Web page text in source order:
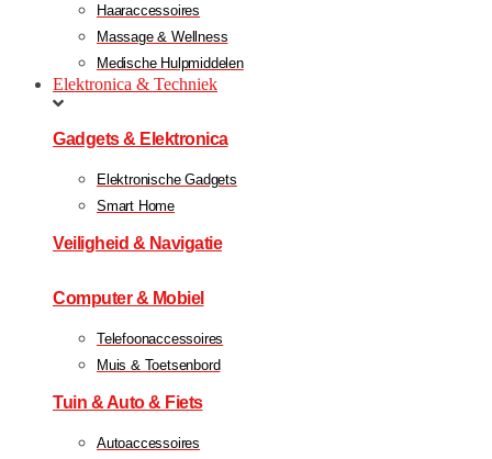
Haaraccessoires
Massage & Wellness
Medische Hulpmiddelen
Elektronica & Techniek
Gadgets & Elektronica
Elektronische Gadgets
Smart Home
Veiligheid & Navigatie
Computer & Mobiel
Telefoonaccessoires
Muis & Toetsenbord
Tuin & Auto & Fiets
Autoaccessoires